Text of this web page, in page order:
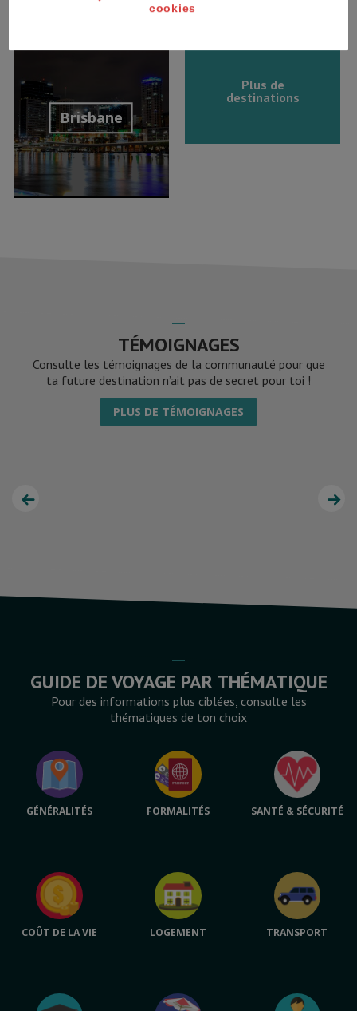
Découvrir la
Découvrir la
Brisbane
Plus de
destinations
TÉMOIGNAGES
Consulte les témoignages de la communauté pour que
ta future destination n’ait pas de secret pour toi !
PLUS DE TÉMOIGNAGES
GUIDE DE VOYAGE PAR THÉMATIQUE
Pour des informations plus ciblées, consulte les
thématiques de ton choix
GÉNÉRALITÉS FORMALITÉS SANTÉ & SÉCURITÉ
COÛT DE LA VIE LOGEMENT TRANSPORT
cookies